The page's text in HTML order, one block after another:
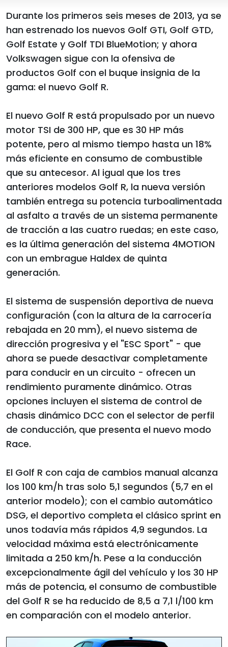
Durante los primeros seis meses de 2013, ya se
han estrenado los nuevos Golf GTI, Golf GTD,
Golf Estate y Golf TDI BlueMotion; y ahora
Volkswagen sigue con la ofensiva de
productos Golf con el buque insignia de la
gama: el nuevo Golf R.
El nuevo Golf R está propulsado por un nuevo
motor TSI de 300 HP, que es 30 HP más
potente, pero al mismo tiempo hasta un 18%
más eficiente en consumo de combustible
que su antecesor. Al igual que los tres
anteriores modelos Golf R, la nueva versión
también entrega su potencia turboalimentada
al asfalto a través de un sistema permanente
de tracción a las cuatro ruedas; en este caso,
es la última generación del sistema 4MOTION
con un embrague Haldex de quinta
generación.
El sistema de suspensión deportiva de nueva
configuración (con la altura de la carrocería
rebajada en 20 mm), el nuevo sistema de
dirección progresiva y el "ESC Sport" - que
ahora se puede desactivar completamente
para conducir en un circuito - ofrecen un
rendimiento puramente dinámico. Otras
opciones incluyen el sistema de control de
chasis dinámico DCC con el selector de perfil
de conducción, que presenta el nuevo modo
Race.
El Golf R con caja de cambios manual alcanza
los 100 km/h tras solo 5,1 segundos (5,7 en el
anterior modelo); con el cambio automático
DSG, el deportivo completa el clásico sprint en
unos todavía más rápidos 4,9 segundos. La
velocidad máxima está electrónicamente
limitada a 250 km/h. Pese a la conducción
excepcionalmente ágil del vehículo y los 30 HP
más de potencia, el consumo de combustible
del Golf R se ha reducido de 8,5 a 7,1 l/100 km
en comparación con el modelo anterior.